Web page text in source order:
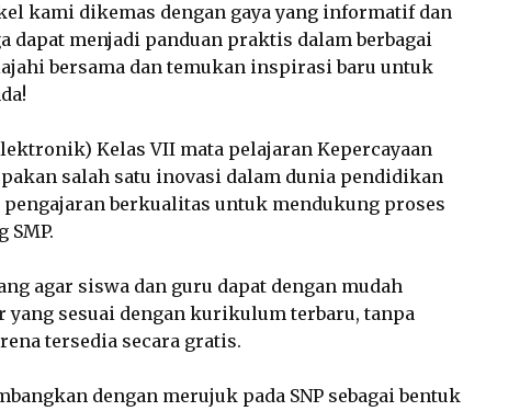
kami dikemas dengan gaya yang informatif dan
dapat menjadi panduan praktis dalam berbagai
bersama dan temukan inspirasi baru untuk
Kelas VII mata pelajaran Kepercayaan
salah satu inovasi dalam dunia pendidikan
berkualitas untuk mendukung proses
SMP.
agar siswa dan guru dapat dengan mudah
yang sesuai dengan kurikulum terbaru, tanpa
tersedia secara gratis.
dengan merujuk pada SNP sebagai bentuk